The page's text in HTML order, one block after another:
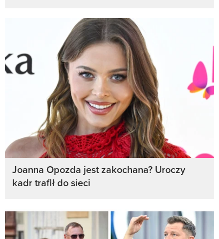
Joanna Opozda jest zakochana? Uroczy
kadr trafił do sieci